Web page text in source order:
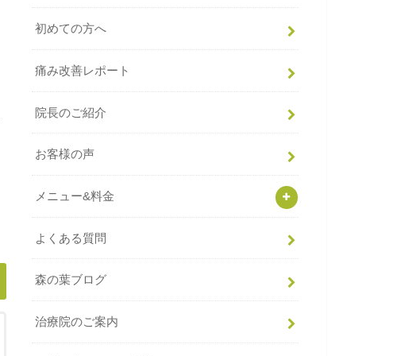
初めての方へ
痛み改善レポート
院長のご紹介
お客様の声
メニュー&料金
よくある質問
森の葉ブログ
治療院のご案内